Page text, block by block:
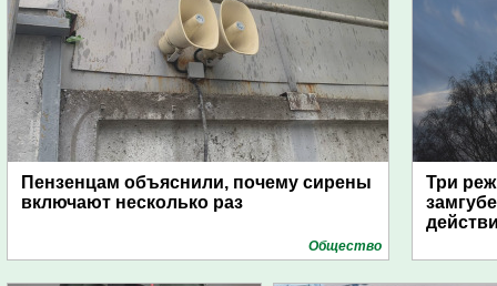
Пензенцам объяснили, почему сирены
включают несколько раз
Общество
Три